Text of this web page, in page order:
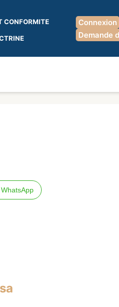
CONFORMITE
Connexion
Demande
WhatsApp